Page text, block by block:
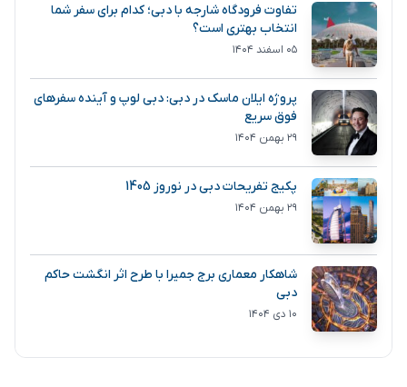
تفاوت فرودگاه شارجه با دبی؛ کدام برای سفر شما
انتخاب بهتری است؟
۰۵ اسفند ۱۴۰۴
پروژه ایلان ماسک در دبی: دبی لوپ و آینده سفرهای
فوق سریع
۲۹ بهمن ۱۴۰۴
پکیج تفریحات دبی در نوروز 1405
۲۹ بهمن ۱۴۰۴
شاهکار معماری برج جمیرا با طرح اثر انگشت حاکم
دبی
۱۰ دی ۱۴۰۴